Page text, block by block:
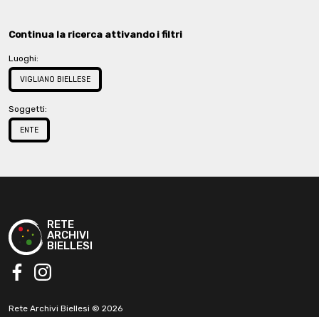
Continua la ricerca attivando i filtri
Luoghi:
VIGLIANO BIELLESE
Soggetti:
ENTE
RETE
ARCHIVI
BIELLESI
Rete Archivi Biellesi © 2026